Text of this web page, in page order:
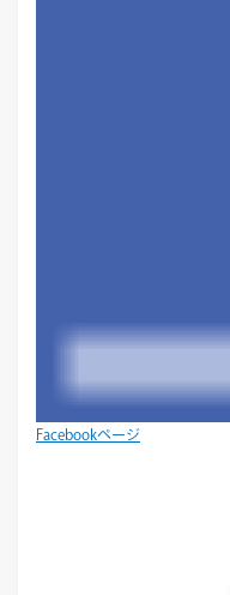
Facebookページ